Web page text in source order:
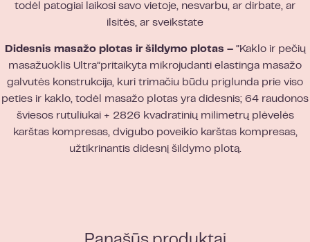
todėl patogiai laikosi savo vietoje, nesvarbu, ar dirbate, ar
ilsitės, ar sveikstate
Didesnis masažo plotas ir šildymo plotas –“Kaklo ir pečių
masažuoklis Ultra”pritaikyta mikrojudanti elastinga masažo
galvutės konstrukcija, kuri trimačiu būdu priglunda prie viso
peties ir kaklo, todėl masažo plotas yra didesnis; 64 raudonos
šviesos rutuliukai + 2826 kvadratinių milimetrų plėvelės
karštas kompresas, dvigubo poveikio karštas kompresas,
užtikrinantis didesnį šildymo plotą.